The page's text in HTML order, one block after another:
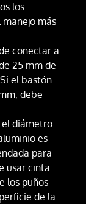
los
manejo más
conectar a
25 mm de
el bastón
debe
diámetro
es
para
usar cinta
los puños
de la